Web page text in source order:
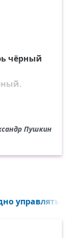
чёрный
Пушкин
управлять...